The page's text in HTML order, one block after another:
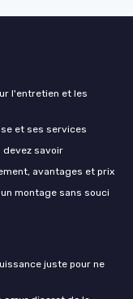
l'entretien et les
et ses services
devez savoir
avantages et prix
montage sans souci
juste pour ne